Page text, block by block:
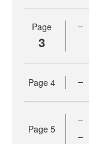
Page
3
Page 4
Page 5